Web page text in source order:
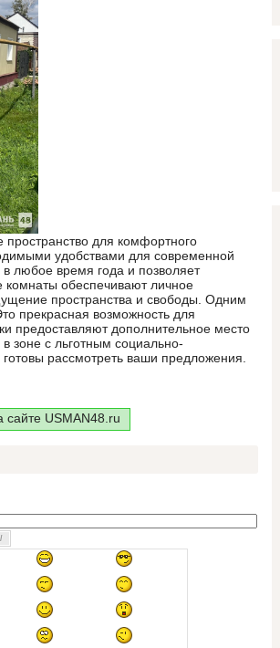
для комфортного
удобствами для современной
любое время года и позволяет
комнаты обеспечивают личное
пространства и свободы. Одним
прекрасная возможность для
предоставляют дополнительное место
зоне с льготным социально-
рассмотреть ваши предложения.
сайте USMAN48.ru